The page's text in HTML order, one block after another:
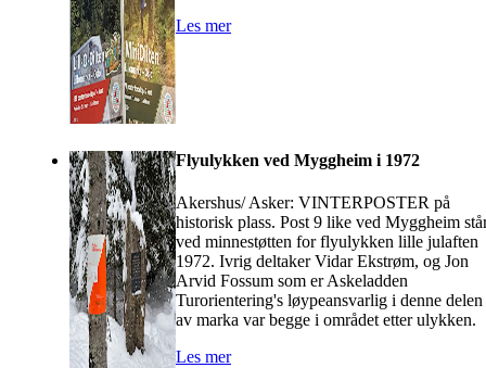
Les mer
Flyulykken ved Myggheim i 1972
Akershus/ Asker: VINTERPOSTER på
historisk plass. Post 9 like ved Myggheim
ved minnestøtten for flyulykken lille julaften
1972. Ivrig deltaker Vidar Ekstrøm, og Jon
Arvid Fossum som er Askeladden
Turorientering's løypeansvarlig i denne delen
av marka var begge i området etter ulykken.
Les mer